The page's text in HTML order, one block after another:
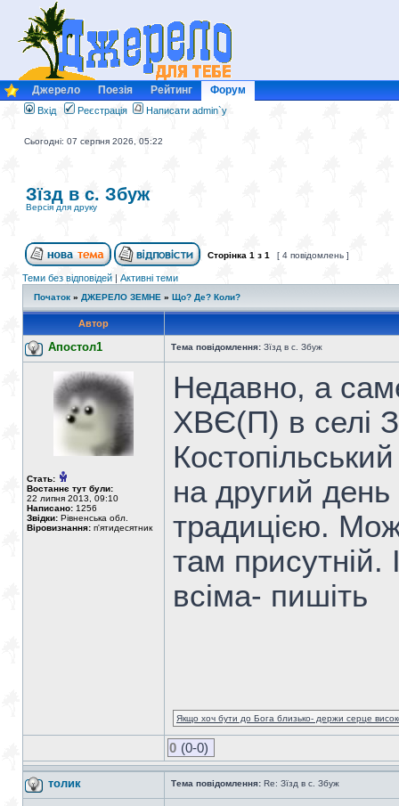
Джерело Поезія Рейтинг Форум
Вхід Реєстрація Написати admin`у
Сьогодні: 07 серпня 2026, 05:22
Зїзд в с. Збуж
Версія для друку
Сторінка 1 з 1 [ 4 повідомлень ]
Теми без відповідей | Активні теми
Початок » ДЖЕРЕЛО ЗЕМНЕ » Що? Де? Коли?
Автор
Апостол1 Тема повідомлення: Зїзд в с. Збуж
Стать:
Востаннє тут були:
22 липня 2013, 09:10
Написано: 1256
Звідки: Рівненська обл.
Віровизнання: п'ятидесятник
Недавно, а
ХВЄ(П) в селі
на другий
традицією.
там присутній.
всіма- пишіть
Якщо хоч бути до Бога близько- держи серце
0 (0-0)
толик Тема повідомлення: Re: Зїзд в с. Збуж